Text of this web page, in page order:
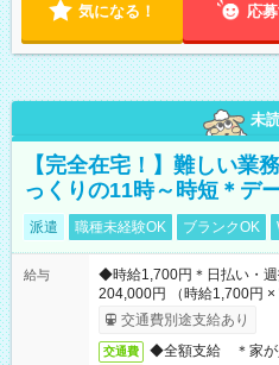
気になる！ 応
未
【完全在宅！】難しい業
っくりの11時～時短＊デ
派遣 職種未経験OK ブランクOK
給与
◆時給1,700円＊日払い・
204,000円 （時給1,700円 ×
交通費別途支給あり
交通費 ◆全額支給 ＊家が